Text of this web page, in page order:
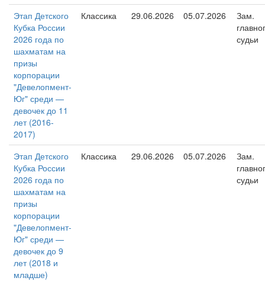
Этап Детского
Кубка России
2026 года по
шахматам на
призы
корпорации
"Девелопмент-
Юг" среди —
девочек до 11
лет (2016-
2017)
Классика 29.06.2026 05.07.2026
Зам.
судьи
Этап Детского
Кубка России
2026 года по
шахматам на
призы
корпорации
"Девелопмент-
Юг" среди —
девочек до 9
лет (2018 и
младше)
Классика 29.06.2026 05.07.2026
Зам.
судьи